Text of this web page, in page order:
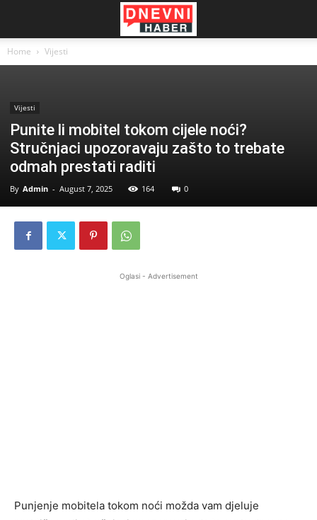
Home Vijesti
Vijesti
Punite li mobitel tokom cijele noći?
Stručnjaci upozoravaju zašto to trebate
odmah prestati raditi
By Admin - August 7, 2025 164 0
Oglasi - Advertisement
Punjenje mobitela tokom noći možda vam djeluje